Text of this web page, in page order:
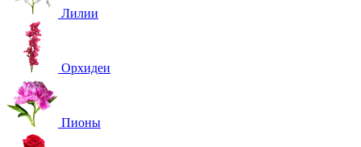
Лилии
Орхидеи
Пионы